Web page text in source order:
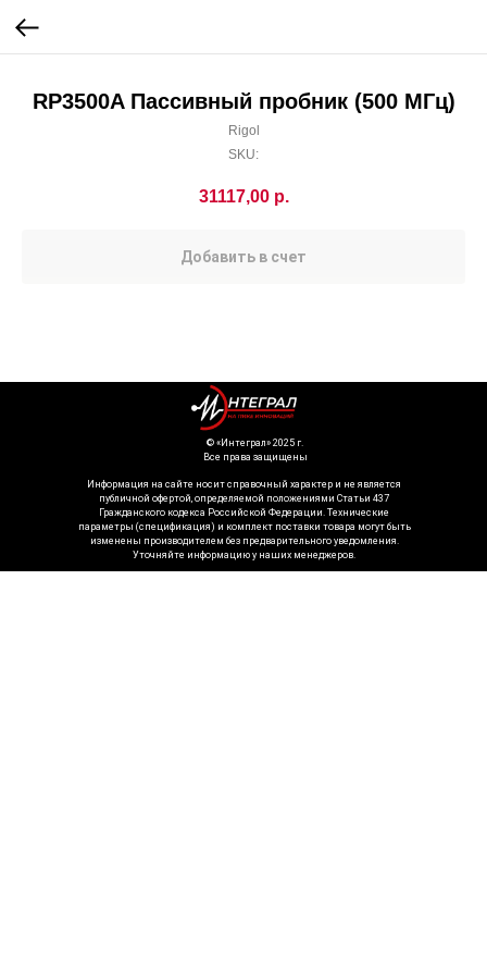
RP3500A Пассивный пробник (500 МГц)
Rigol
SKU:
31117,00 р.
Добавить в счет
Информация на сайте носит справочный характер и не является
публичной офертой, определяемой положениями Статьи 437
Гражданского кодекса Российской Федерации. Технические
параметры (спецификация) и комплект поставки товара могут быть
изменены производителем без предварительного уведомления.
Уточняйте информацию у наших менеджеров.
©️ «Интеграл» 2025 г.
Все права защищены